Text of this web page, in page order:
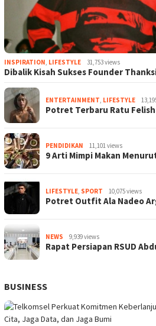
INSPIRATION, LIFESTYLE 31,753 views
Dibalik Kisah Sukses Founder
ENTERTAINMENT, LIFESTYLE
Potret Terbaru Ratu
PENDIDIKAN 11,101 views
9 Arti Mimpi Makan
LIFESTYLE, SPORT 10,075 views
Potret Outfit Ala Nadeo
NEWS 9,939 views
Rapat Persiapan RSUD
BUSINESS